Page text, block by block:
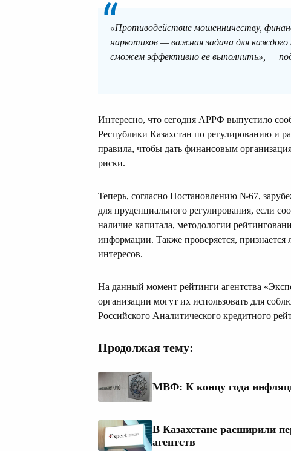
«Противодействие мошенничеству,
наркотиков — важная задача для
сможем эффективно ее выполнить», —
Интересно, что сегодня АРРФ выпустило
Республики Казахстан по регулированию и
правила, чтобы дать финансовым
риски.
Теперь, согласно Постановлению №67,
для пруденциального регулирования, если
наличие капитала, методологии
информации. Также проверяется, признается
интересов.
На данный момент рейтинги агентства
организации могут их использовать для
Российского Аналитического кредитного
Продолжая тему:
МВФ: К концу года
В Казахстане расширили
агентств